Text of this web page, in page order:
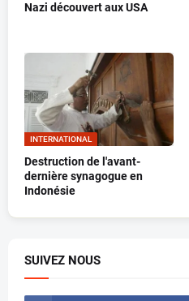
Nazi découvert aux USA
INTERNATIONAL
Destruction de l'avant-
dernière synagogue en
Indonésie
SUIVEZ NOUS